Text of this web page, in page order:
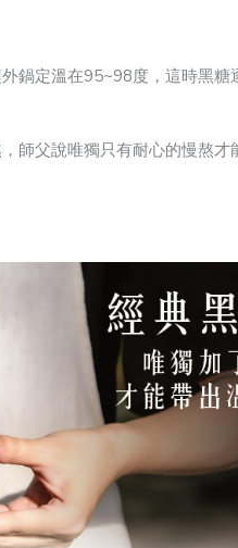
鍋定溫在95~98度，這時黑
師父說唯獨只有耐心的慢熬